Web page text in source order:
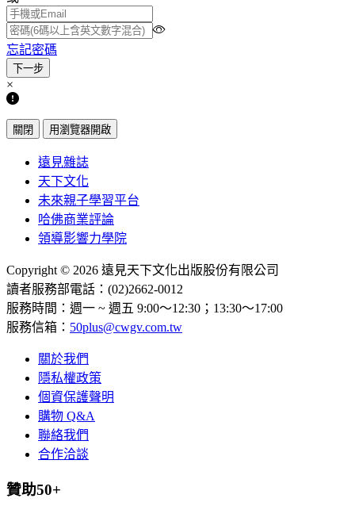
忘記密碼
×
關閉 用瀏覽器開啟
遠見雜誌
天下文化
未來親子學習平台
哈佛商業評論
領導影響力學院
Copyright © 2026 遠見天下文化出版股份有限公司
讀者服務部電話：(02)2662-0012
服務時間：週一 ~ 週五 9:00～12:30；13:30～17:00
服務信箱： 50plus@cwgv.com.tw
關於我們
隱私權政策
個資保護聲明
購物 Q&A
聯絡我們
合作洽談
贊助50+